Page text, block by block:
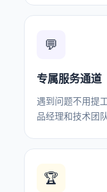
💬
专属服务通道
遇到问题不用提
品经理和技术团
🏆